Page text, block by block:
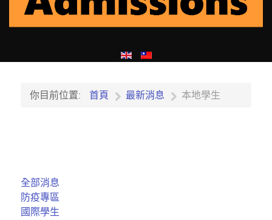
你目前位置: 首頁 最新消息 本地學生
全部消息
防疫專區
國際學生